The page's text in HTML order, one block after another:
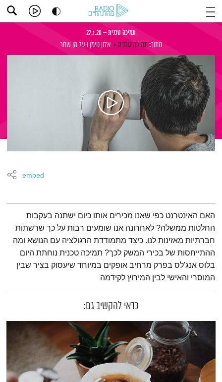
תמיכה טכנית – 27.1.20
מתוך: תמיכה טכנית אלון נוימן ויעל מן שחר
embed
תמצית הפודקאסט
האם האינטרנט כפי שאנו מכירים אותו כיום ישתנה בעקבות
החלטות ממשלה? לאחרונה אנו שומעים רבות על כך שרשתות
חברתיות מאזינות לנו. כיצד מתמודדת הרגולציה עם הנושא ומה
ההתייחסות של בכירי המשק לכך? תמיכה טכנית נוחתת היום
בלוס אנג'לס בפרק מרחיב אופקים במיוחד שיעסוק בציר שבין
המוסרי והאישי לבין המירוץ לקידמה
כדאי להקשיב גם: